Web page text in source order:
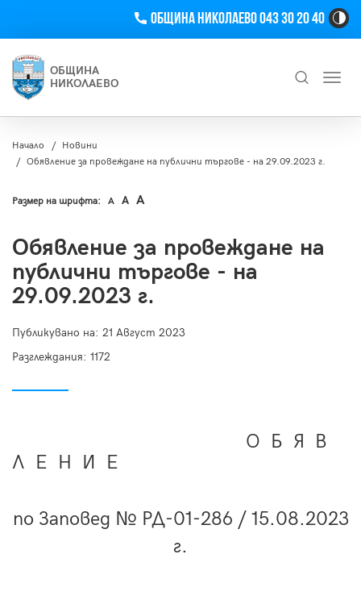
Телефон
Община Николаево 043 30 20 40
ОБЩИНА
НИКОЛАЕВО
Начало
Новини
Обявление за провеждане на публични търгове - на 29.09.2023 г.
Размер на шрифта: A A A
Обявление за провеждане на
публични търгове - на
29.09.2023 г.
Публикувано на: 21 Август 2023
Разглеждания: 1172
О Б Я В
Л Е Н И Е
по Заповед № РД-01-286 / 15.08.2023
г.